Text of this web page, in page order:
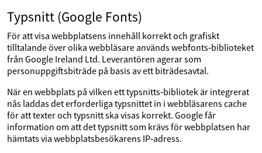
Typsnitt (Google Fonts)
För att visa webbplatsens innehåll korrekt och grafiskt
tilltalande över olika webbläsare används webfonts‑biblioteket
från Google Ireland Ltd. Leverantören agerar som
personuppgiftsbiträde på basis av ett biträdesavtal.
När en webbplats på vilken ett typsnitts‑bibliotek är integrerat
nås laddas det erforderliga typsnittet in i webbläsarens cache
för att texter och typsnitt ska visas korrekt. Google får
information om att det typsnitt som krävs för webbplatsen har
hämtats via webbplatsbesökarens IP‑adress.